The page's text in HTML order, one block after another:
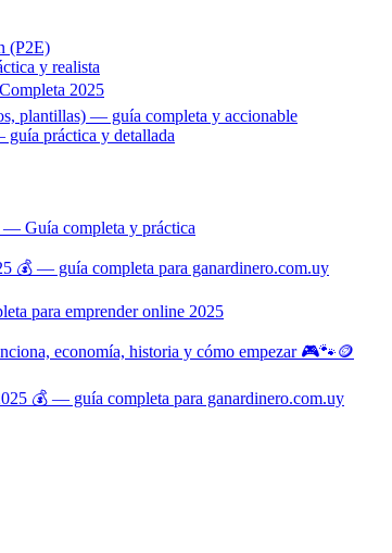
(P2E)
y realista
2025
plantillas) — guía completa y accionable
práctica y detallada
— Guía completa y práctica
💰 — guía completa para ganardinero.com.uy
para emprender online 2025
economía, historia y cómo empezar 🎮🐾🪙
💰 — guía completa para ganardinero.com.uy